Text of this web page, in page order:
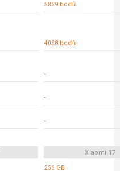
5869 bodů
4068 bodů
-
-
-
Xiaomi 17
256 GB